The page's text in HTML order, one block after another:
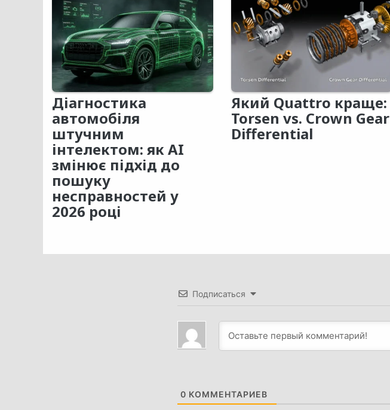
Діагностика
автомобіля
штучним
інтелектом: як AI
змінює підхід до
пошуку
несправностей у
2026 році
Який Quattro краще:
Torsen vs. Crown Gear
Differential
Подписаться
0 КОММЕНТАРИЕВ